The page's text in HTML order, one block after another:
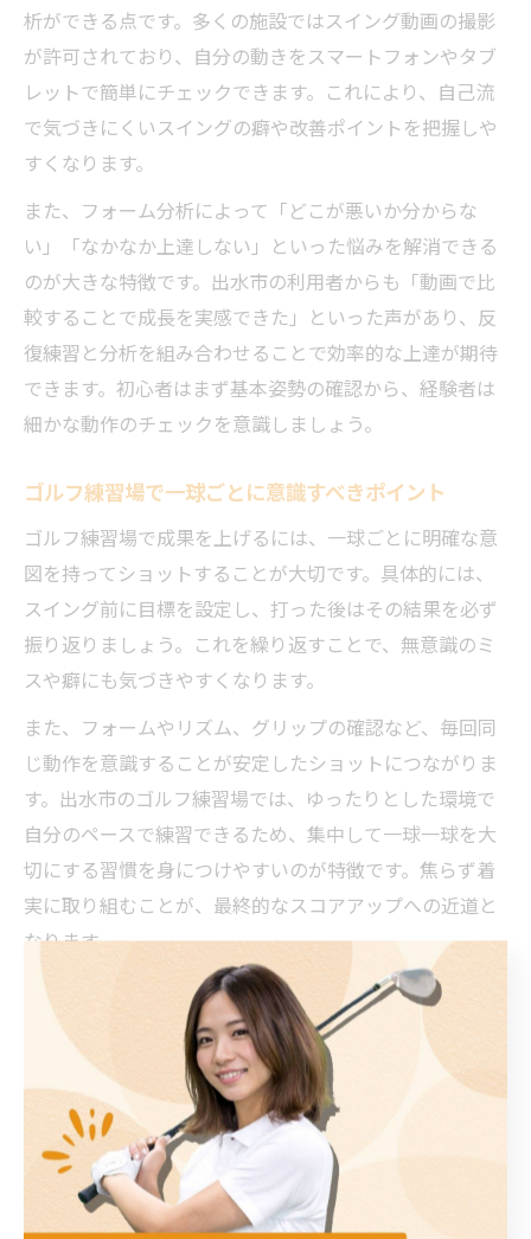
析ができる点です。多くの施設ではスイング動画の撮影
が許可されており、自分の動きをスマートフォンやタブ
レットで簡単にチェックできます。これにより、自己流
で気づきにくいスイングの癖や改善ポイントを把握しや
すくなります。
また、フォーム分析によって「どこが悪いか分からな
い」「なかなか上達しない」といった悩みを解消できる
のが大きな特徴です。出水市の利用者からも「動画で比
較することで成長を実感できた」といった声があり、反
復練習と分析を組み合わせることで効率的な上達が期待
できます。初心者はまず基本姿勢の確認から、経験者は
細かな動作のチェックを意識しましょう。
ゴルフ練習場で一球ごとに意識すべきポイント
ゴルフ練習場で成果を上げるには、一球ごとに明確な意
図を持ってショットすることが大切です。具体的には、
スイング前に目標を設定し、打った後はその結果を必ず
振り返りましょう。これを繰り返すことで、無意識のミ
スや癖にも気づきやすくなります。
また、フォームやリズム、グリップの確認など、毎回同
じ動作を意識することが安定したショットにつながりま
す。出水市のゴルフ練習場では、ゆったりとした環境で
自分のペースで練習できるため、集中して一球一球を大
切にする習慣を身につけやすいのが特徴です。焦らず着
実に取り組むことが、最終的なスコアアップへの近道と
なります。
フォーム安定を目指す出水市の練習習
慣
ゴルフ練習場で習得する安定したフォーム構築法
ゴルフ練習場を活用して安定したフォームを身につける